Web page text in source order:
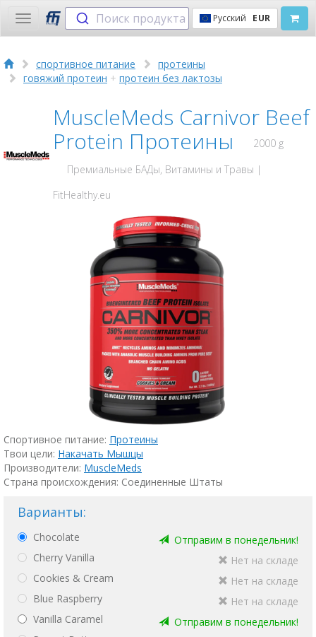
Toggle
navigation
Поиск продукта Русский EUR
спортивное питание
протеины
говяжий протеин + протеин без лактозы
MuscleMeds Carnivor Beef
Protein Протеины
2000 g
Премиальные БАДы, Витамины и Травы |
FitHealthy.eu
Спортивное питание: Протеины
Твои цели: Накачать Мышцы
Производители: MuscleMeds
Страна происхождения: Соединенные Штаты
Варианты:
Chocolate
Oтправим в понедельник!
Cherry Vanilla
Нет на складе
Cookies & Cream
Нет на складе
Blue Raspberry
Нет на складе
Vanilla Caramel
Oтправим в понедельник!